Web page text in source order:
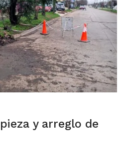
y arreglo de